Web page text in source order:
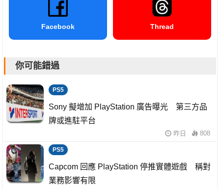
Facebook Thread
你可能錯過
PS5
Sony 擬增加 PlayStation 廣告曝光 第三方品
牌或進駐平台
昨日 808
PS5
Capcom 回應 PlayStation 停推實體遊戲 稱對
業務影響有限